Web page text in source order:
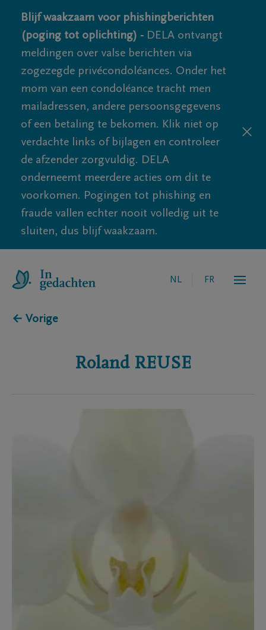
Blijf waakzaam voor phishingberichten
(poging tot oplichting) - DELA ontvangt
meldingen over valse berichten via
zogezegde privécondoléances. Onder het
mom van een condoléance tracht men
mailadressen, andere persoonsgegevens
of een betaling te bekomen. Klik niet op
verdachte links of bijlagen en controleer
de afzender zorgvuldig. DELA
onderneemt meerdere acties om dit te
voorkomen. Pogingen tot phishing en
fraude vallen echter nooit volledig uit te
sluiten, dus blijf waakzaam.
NL FR
← Vorige
Roland REUSE